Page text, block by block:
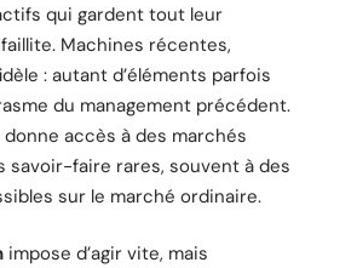
qui gardent tout leur
Machines récentes,
: autant d’éléments parfois
du management précédent.
accès à des marchés
savoir-faire rares, souvent à des
sur le marché ordinaire.
impose d’agir vite, mais